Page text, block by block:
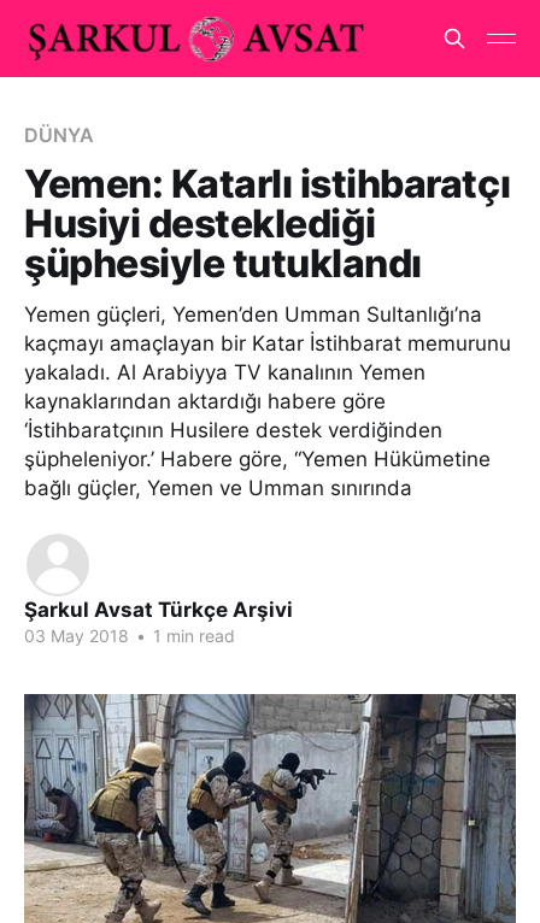
DÜNYA
Yemen: Katarlı istihbaratçı
Husiyi desteklediği
şüphesiyle tutuklandı
Yemen güçleri, Yemen’den Umman Sultanlığı’na
kaçmayı amaçlayan bir Katar İstihbarat memurunu
yakaladı. Al Arabiyya TV kanalının Yemen
kaynaklarından aktardığı habere göre
‘İstihbaratçının Husilere destek verdiğinden
şüpheleniyor.’ Habere göre, “Yemen Hükümetine
bağlı güçler, Yemen ve Umman sınırında
Şarkul Avsat Türkçe Arşivi
03 May 2018 • 1 min read